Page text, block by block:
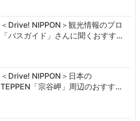
＜Drive! NIPPON＞観光情報のプロ
「バスガイド」さんに聞くおすす…
＜Drive! NIPPON＞日本の
TEPPEN「宗谷岬」周辺のおすす…